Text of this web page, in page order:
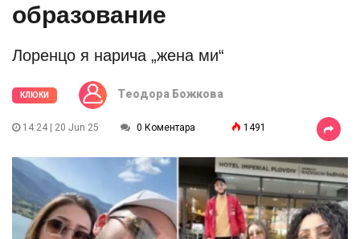
образование
Лоренцо я нарича „жена ми“
КЛЮКИ Tеодора Божкова
14:24 | 20 Jun 25 0 Коментара 1491